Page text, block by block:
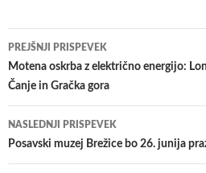
Krmarjenje
po
prispevkih
PREJŠNJI PRISPEVEK
Motena oskrba z električno energijo:
Čanje in Gračka gora
NASLEDNJI PRISPEVEK
Posavski muzej Brežice bo 26. junija